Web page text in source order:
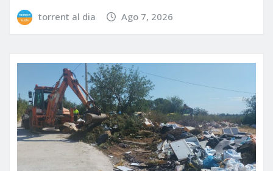
torrent al dia Ago 7, 2026